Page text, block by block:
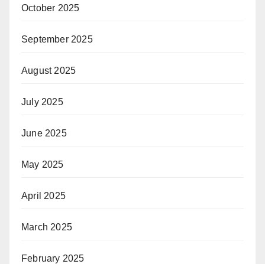
October 2025
September 2025
August 2025
July 2025
June 2025
May 2025
April 2025
March 2025
February 2025